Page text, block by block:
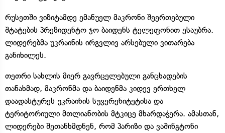
რუსეთში ვიზიტამდე ემანუელ მაკრონი შეერთებული
შტატების პრეზიდენტო ჯო ბაიდენს ტელეფონით ესაუბრა.
ლიდერებმა უკრაინის ირგვლივ არსებული ვითარება
განიხილეს.
თეთრი სახლის მიერ გავრცელებული განცხადების
თანახმად, მაკრონმა და ბაიდენმა კიდევ ერთხელ
დაადასტურეს უკრაინის სუვერენიტეტისა და
ტერიტორიული მთლიანობის მტკიცე მხარდაჭერა. ამასთან,
ლიდერები შეთანხმდნენ, რომ პარიზი და ვაშინგტონი